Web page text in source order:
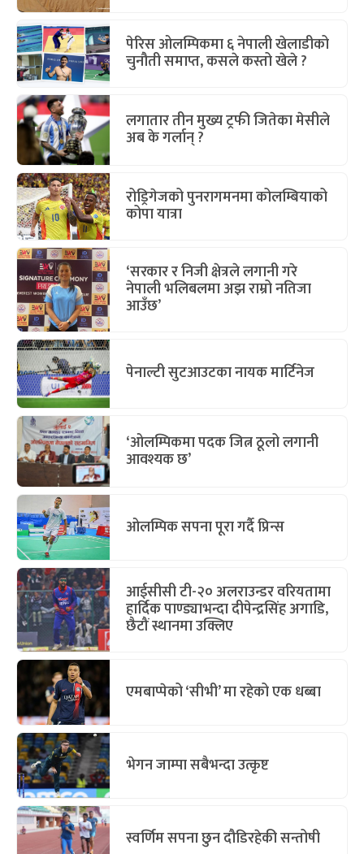
पेरिस ओलम्पिकमा ६ नेपाली खेलाडीको
चुनौती समाप्त, कसले कस्तो खेले ?
लगातार तीन मुख्य ट्रफी जितेका मेसीले
अब के गर्लान् ?
रोड्रिगेजको पुनरागमनमा कोलम्बियाको
कोपा यात्रा
‘सरकार र निजी क्षेत्रले लगानी गरे
नेपाली भलिबलमा अझ राम्रो नतिजा
आउँछ’
पेनाल्टी सुटआउटका नायक मार्टिनेज
‘ओलम्पिकमा पदक जित्न ठूलो लगानी
आवश्यक छ’
ओलम्पिक सपना पूरा गर्दै प्रिन्स
आईसीसी टी-२० अलराउन्डर वरियतामा
हार्दिक पाण्ड्याभन्दा दीपेन्द्रसिंह अगाडि,
छैटौं स्थानमा उक्लिए
एमबाप्पेको ‘सीभी’ मा रहेको एक धब्बा
भेगन जाम्पा सबैभन्दा उत्कृष्ट
स्वर्णिम सपना छुन दौडिरहेकी सन्तोषी